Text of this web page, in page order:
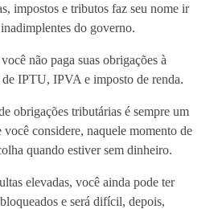
impostos e tributos faz seu nome ir
do governo.
não paga suas obrigações à
IPTU, IPVA e imposto de renda.
obrigações tributárias é sempre um
considere, naquele momento de
quando estiver sem dinheiro.
elevadas, você ainda pode ter
e será difícil, depois,